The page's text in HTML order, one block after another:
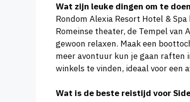
Wat zijn leuke dingen om te
Rondom Alexia Resort Hotel &
Romeinse theater, de Tempel
gewoon relaxen. Maak een
meer avontuur kun je gaan raften
winkels te vinden, ideaal voor een
Wat is de beste reistijd voor